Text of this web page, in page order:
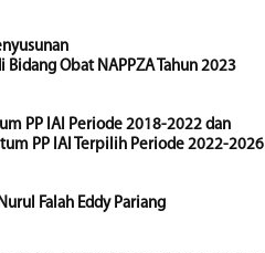
Obat NAPPZA Tahun 2023
PP IAI Periode 2018-2022 dan
PP IAI Terpilih Periode 2022-2026
Falah Eddy Pariang